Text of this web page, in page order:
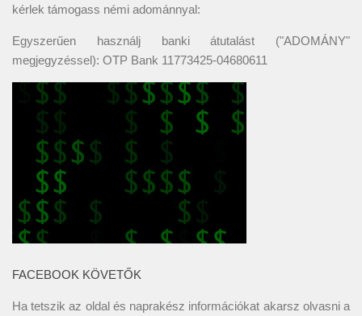
kérlek támogass némi adománnyal:
Egyszerűen használj banki átutalást ("ADOMÁNY"
megjegyzéssel): OTP Bank 11773425-04680611
FACEBOOK KÖVETŐK
Ha tetszik az oldal és naprakész információkat akarsz olvasni a